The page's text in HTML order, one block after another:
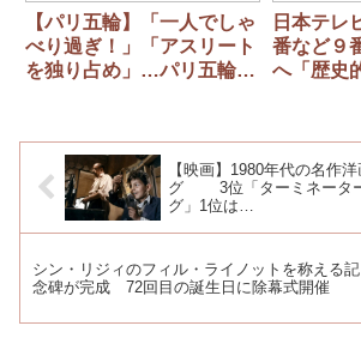
【パリ五輪】「一人でしゃ
べり過ぎ！」「アスリート
を独り占め」…パリ五輪キ
日本テ
番など９
へ「歴史
【映画】1980年代の名作
グ 3位「ターミネーター
グ」1位は…
シン・リジィのフィル・ライノットを称える記
念碑が完成 72回目の誕生日に除幕式開催